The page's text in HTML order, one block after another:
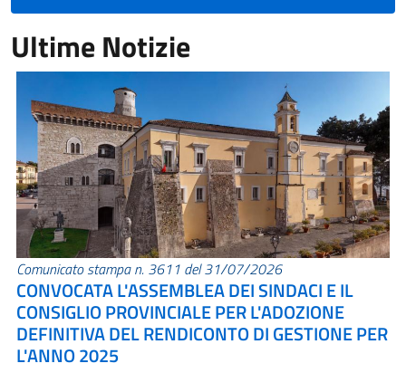
Ultime Notizie
Comunicato stampa n. 3611 del 31/07/2026
CONVOCATA L'ASSEMBLEA DEI SINDACI E IL
CONSIGLIO PROVINCIALE PER L'ADOZIONE
DEFINITIVA DEL RENDICONTO DI GESTIONE PER
L'ANNO 2025